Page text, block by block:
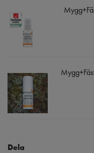
Dela